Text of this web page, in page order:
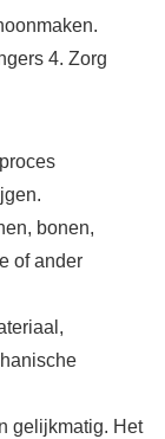
4. Zorg
bonen,
of ander
gelijkmatig. Het